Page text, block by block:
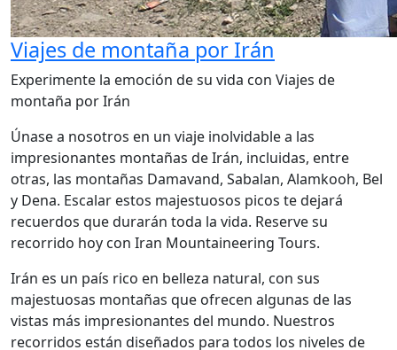
Viajes de montaña por Irán
Experimente la emoción de su vida con Viajes de
montaña por Irán
Únase a nosotros en un viaje inolvidable a las
impresionantes montañas de Irán, incluidas, entre
otras, las montañas Damavand, Sabalan, Alamkooh, Bel
y Dena. Escalar estos majestuosos picos te dejará
recuerdos que durarán toda la vida. Reserve su
recorrido hoy con Iran Mountaineering Tours.
Irán es un país rico en belleza natural, con sus
majestuosas montañas que ofrecen algunas de las
vistas más impresionantes del mundo. Nuestros
recorridos están diseñados para todos los niveles de